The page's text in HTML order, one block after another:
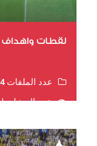
لقطات واهداف
عدد الملفات 24
عدد المشاهدات